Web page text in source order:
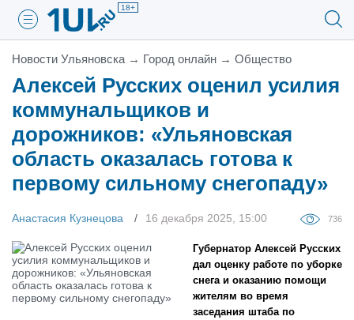
18+
Новости Ульяновска → Город онлайн → Общество
Алексей Русских оценил усилия
коммунальщиков и
дорожников: «Ульяновская
область оказалась готова к
первому сильному снегопаду»
Анастасия Кузнецова 16 декабря 2025, 15:00 736
Губернатор Алексей Русских
дал оценку работе по уборке
снега и оказанию помощи
жителям во время
заседания штаба по